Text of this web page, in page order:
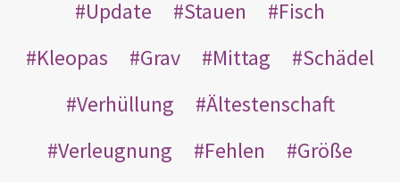
Update
Stauen
Fisch
Kleopas
Grav Mittag
Schädel
Verhüllung
Ältestenschaft
Verleugnung
Fehlen
Größe